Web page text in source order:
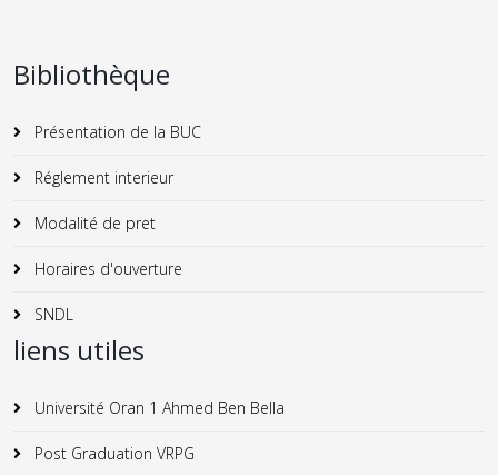
Bibliothèque
Présentation de la BUC
Réglement interieur
Modalité de pret
Horaires d'ouverture
SNDL
liens utiles
Université Oran 1 Ahmed Ben Bella
Post Graduation VRPG